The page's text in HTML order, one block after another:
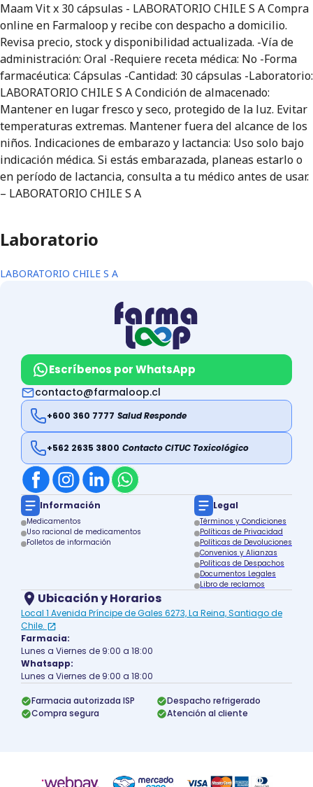
Maam Vit x 30 cápsulas - LABORATORIO CHILE S A Compra
online en Farmaloop y recibe con despacho a domicilio.
Revisa precio, stock y disponibilidad actualizada. -Vía de
administración: Oral -Requiere receta médica: No -Forma
farmacéutica: Cápsulas -Cantidad: 30 cápsulas -Laboratorio:
LABORATORIO CHILE S A Condición de almacenado:
Mantener en lugar fresco y seco, protegido de la luz. Evitar
temperaturas extremas. Mantener fuera del alcance de los
niños. Indicaciones de embarazo y lactancia: Uso solo bajo
indicación médica. Si estás embarazada, planeas estarlo o
en período de lactancia, consulta a tu médico antes de usar.
– LABORATORIO CHILE S A
Laboratorio
LABORATORIO CHILE S A
Escríbenos por WhatsApp
contacto@farmaloop.cl
+600 360 7777 Salud Responde
+562 2635 3800 Contacto CITUC Toxicológico
Información
Medicamentos
Uso racional de medicamentos
Folletos de información
Legal
Términos y Condiciones
Políticas de Privacidad
Políticas de Devoluciones
Convenios y Alianzas
Políticas de Despachos
Documentos Legales
Libro de reclamos
Ubicación y Horarios
Local 1 Avenida Príncipe de Gales 6273, La Reina, Santiago de
Chile.
Farmacia:
Lunes a Viernes de 9:00 a 18:00
Whatsapp:
Lunes a Viernes de 9:00 a 18:00
Farmacia autorizada ISP
Despacho refrigerado
Compra segura
Atención al cliente